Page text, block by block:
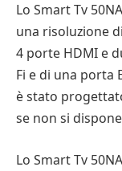
Lo Smart Tv
una risoluzione
4 porte HDMI e
Fi e di una porta
è stato
se non si
Lo Smart Tv